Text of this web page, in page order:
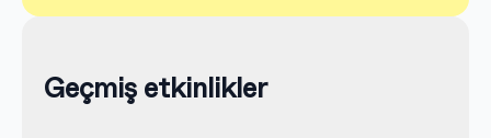
Geçmiş etkinlikler